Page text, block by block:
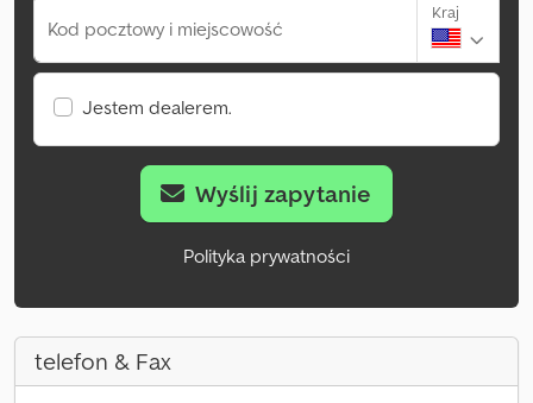
Kod pocztowy i miejscowość
Kraj
Jestem dealerem.
Wyślij zapytanie
Polityka prywatności
telefon & Fax